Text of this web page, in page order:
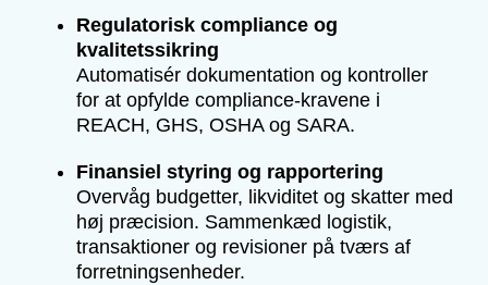
Regulatorisk compliance og
kvalitetssikring
Automatisér dokumentation og kontroller
for at opfylde compliance-kravene i
REACH, GHS, OSHA og SARA.
Finansiel styring og rapportering
Overvåg budgetter, likviditet og skatter med
høj præcision. Sammenkæd logistik,
transaktioner og revisioner på tværs af
forretningsenheder.